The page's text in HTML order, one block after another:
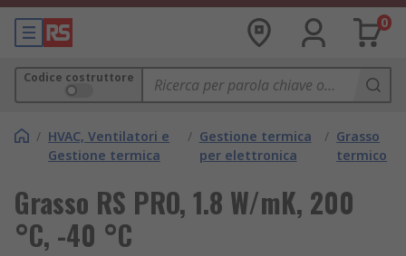
0
Codice costruttore
/ HVAC, Ventilatori e
Gestione termica
/ Gestione termica
per elettronica
/ Grasso
termico
Grasso RS PRO, 1.8 W/mK, 200
°C, -40 °C